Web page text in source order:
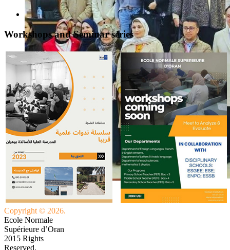
Workshops and Seminar series
Copyright © 2026.
Ecole Normale
Supérieure d’Oran
2015 Rights
Reserved.